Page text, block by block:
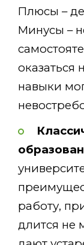
Плюсы –
Минусы –
навыки
работу,
длится не